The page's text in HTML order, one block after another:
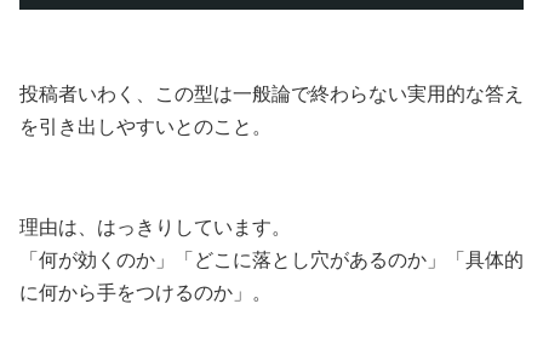
投稿者いわく、この型は一般論で終わらない実用的な答え
を引き出しやすいとのこと。
理由は、はっきりしています。
「何が効くのか」「どこに落とし穴があるのか」「具体的
に何から手をつけるのか」。